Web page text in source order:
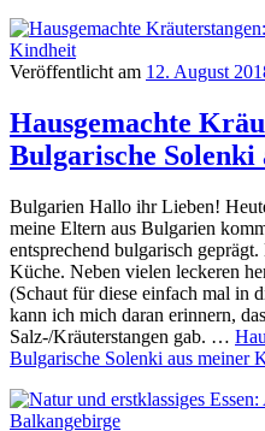
Veröffentlicht am 12. August
Hausgemachte
Bulgarische
Bulgarien Hallo ihr Lieben!
meine Eltern aus Bulgarien
entsprechend bulgarisch
Küche. Neben vielen leckeren
(Schaut für diese einfach mal in
kann ich mich daran erinnern,
Salz-/Kräuterstangen gab. …
Bulgarische Solenki aus meiner